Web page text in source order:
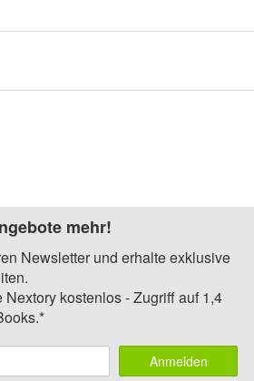
mehr!
Newsletter und erhalte exklusive
Nextory kostenlos - Zugriff auf 1,4
Anmelden